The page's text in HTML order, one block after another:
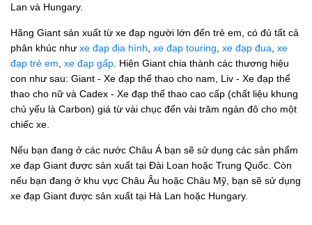
Lan và Hungary.
Hãng Giant sản xuất từ xe đạp người lớn đến trẻ em, có đủ tất cả
phân khúc như xe đạp địa hình xe đạp touring xe đạp đua xe
đạp trẻ em xe đạp gấp . Hiện Giant chia thành các thương hiệu
con như sau: Giant - Xe đạp thể thao cho nam, Liv - Xe đạp thể
thao cho nữ và Cadex - Xe đạp thể thao cao cấp (chất liệu khung
chủ yếu là Carbon) giá từ vài chục đến vài trăm ngàn đô cho một
chiếc xe.
Nếu bạn đang ở các nước Châu Á bạn sẽ sử dụng các sản phẩm
xe đạp Giant được sản xuất tại Đài Loan hoặc Trung Quốc. Còn
nếu bạn đang ở khu vực Châu Âu hoặc Châu Mỹ, bạn sẽ sử dụng
xe đạp Giant được sản xuất tại Hà Lan hoặc Hungary.